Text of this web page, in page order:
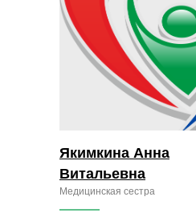
Медицинская сестра
Якимкина Анна
Витальевна